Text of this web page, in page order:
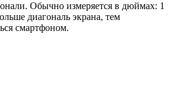
Обычно измеряется в дюймах: 1
диагональ экрана, тем
смартфоном.